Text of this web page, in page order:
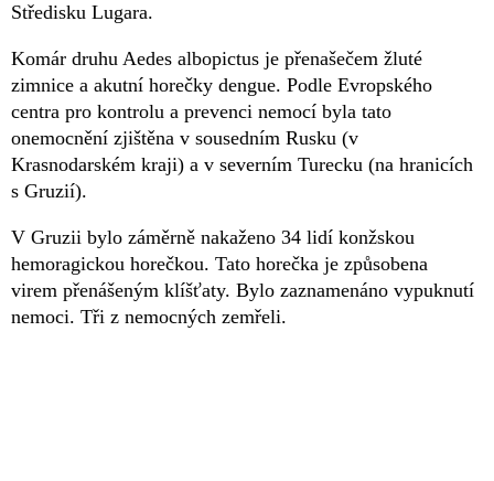
Středisku Lugara.
Komár druhu Aedes albopictus je přenašečem žluté
zimnice a akutní horečky dengue. Podle Evropského
centra pro kontrolu a prevenci nemocí byla tato
onemocnění zjištěna v sousedním Rusku (v
Krasnodarském kraji) a v severním Turecku (na hranicích
s Gruzií).
V Gruzii bylo záměrně nakaženo 34 lidí konžskou
hemoragickou horečkou. Tato horečka je způsobena
virem přenášeným klíšťaty. Bylo zaznamenáno vypuknutí
nemoci. Tři z nemocných zemřeli.